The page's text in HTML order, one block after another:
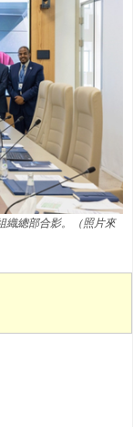
織總部合影。（照片來